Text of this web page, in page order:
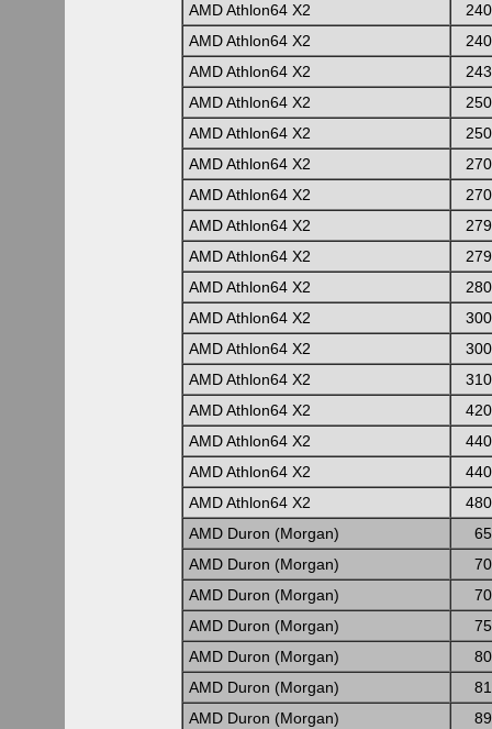
AMD Athlon64 X2
AMD Athlon64 X2
AMD Athlon64 X2
AMD Athlon64 X2
AMD Athlon64 X2
AMD Athlon64 X2
AMD Athlon64 X2
AMD Athlon64 X2
AMD Athlon64 X2
AMD Athlon64 X2
AMD Athlon64 X2
AMD Athlon64 X2
AMD Athlon64 X2
AMD Athlon64 X2
AMD Athlon64 X2
AMD Athlon64 X2
AMD Athlon64 X2
AMD Duron (Morgan)
AMD Duron (Morgan)
AMD Duron (Morgan)
AMD Duron (Morgan)
AMD Duron (Morgan)
AMD Duron (Morgan)
AMD Duron (Morgan)